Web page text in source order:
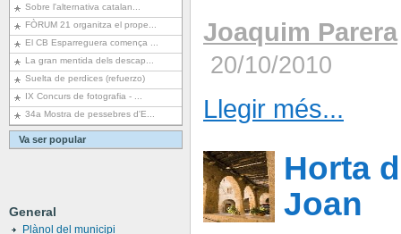
Sobre l'alternativa catalan...
FÒRUM 21 organitza el prope...
El CB Esparreguera comença ...
La gran mentida dels descap...
Suelta de perdices (refuerzo)
IX Concurs de fotografia - ...
34a Mostra de pessebres d'E...
Va ser popular
General
Plànol del municipi
Joaquim Parera
20/10/2010
Llegir més...
Horta
Joan